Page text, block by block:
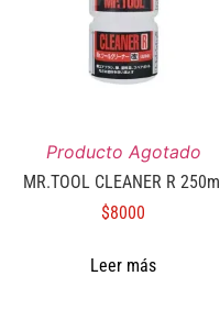
Producto Agotado
MR.TOOL CLEANER R 250ml
$8000
Leer más